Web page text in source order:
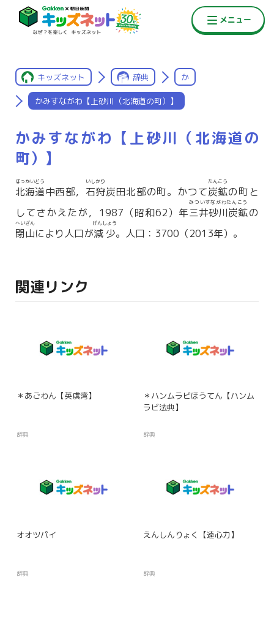
キッズネット 辞典 か
かみすながわ【上砂川（北海道の町）】
かみすながわ【上砂川（北海道の
町）】
北海道
ほっかいどう
中西部， 石狩
いしかり
炭田北部の町。かつて炭鉱
たんこう
の町と
してさかえたが，1987（昭和62）年三井砂川炭鉱
みついすながわたんこう
の
閉山
へいざん
により人口が減少
げんしょう
。人口：3700（2013年）。
関連リンク
＊あごわん【英虞湾】
辞典
＊ハンムラビほうてん【ハンム
ラビ法典】
辞典
オオツパイ
辞典
えんしんりょく【遠心力】
辞典